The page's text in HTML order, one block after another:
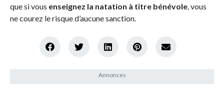
que si vous enseignez la natation à titre bénévole, vous
ne courez le risque d’aucune sanction.